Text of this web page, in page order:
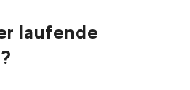
laufende